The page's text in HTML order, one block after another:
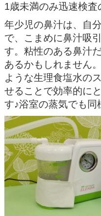
1歳未満のみ迅速検
年少児の鼻汁は、自
で、こまめに鼻汁吸
す。粘性のある鼻汁
あるかもしれません
ような生理食塩水の
せることで効率的に
す♪浴室の蒸気でも同